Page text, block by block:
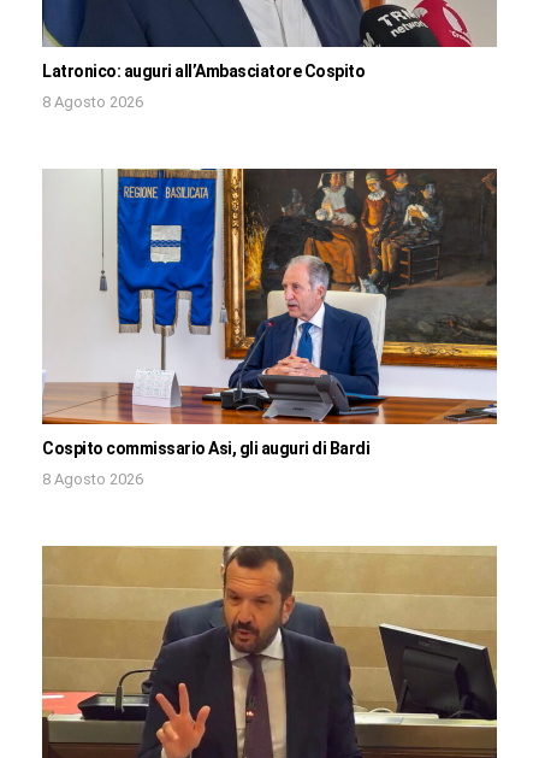
Latronico: auguri all’Ambasciatore Cospito
8 Agosto 2026
Cospito commissario Asi, gli auguri di Bardi
8 Agosto 2026